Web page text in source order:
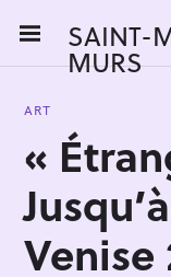
i
SAINT-
MURS
ART
«
Venise